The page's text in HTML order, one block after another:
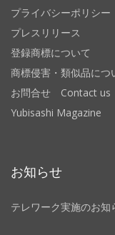
プライバシーポリシー
プレスリリース
登録商標について
商標侵害・類似品につ
お問合せ Contact us
Yubisashi Magazine
お知らせ
テレワーク実施のお知